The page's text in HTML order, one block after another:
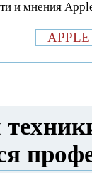
APPLE